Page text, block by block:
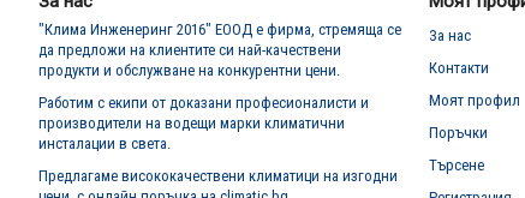
"Клима Инженеринг 2016" ЕООД е фирма, стремяща се
да предложи на клиентите си най-качествени
продукти и обслужване на конкурентни цени.
Работим с екипи от доказани професионалисти и
производители на водещи марки климатични
инсталации в света.
Предлагаме висококачествени климатици на изгодни
За нас
Контакти
Моят профил
Поръчки
Търсене